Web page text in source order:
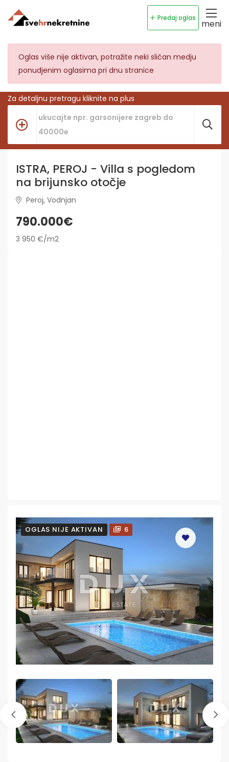
Predaj oglas
meni
Oglas više nije aktivan, potražite neki sličan medju
ponudjenim oglasima pri dnu stranice
Za detaljnu pretragu kliknite na plus
ISTRA, PEROJ - Villa s pogledom
na brijunsko otočje
Peroj, Vodnjan
790.000€
3 950 €/m2
OGLAS NIJE AKTIVAN 6